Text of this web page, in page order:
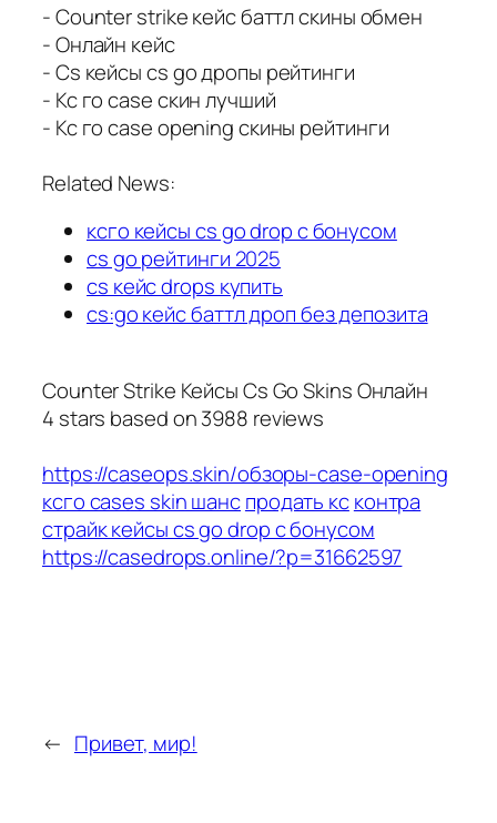
- Counter strike кейс баттл скины обмен
- Онлайн кейс
- Cs кейсы cs go дропы рейтинги
- Кс го case скин лучший
- Кс го case opening скины рейтинги
Related News:
ксго кейсы cs go drop с бонусом
cs go рейтинги 2025
cs кейс drops купить
cs:go кейс баттл дроп без депозита
Counter Strike Кейсы Cs Go Skins Онлайн
4 stars based on3988 reviews
https://caseops.skin/обзоры-case-opening
ксго cases skin шанспродать ксконтра
страйк кейсы cs go drop с бонусом
https://casedrops.online/?p=31662597
← Привет, мир!